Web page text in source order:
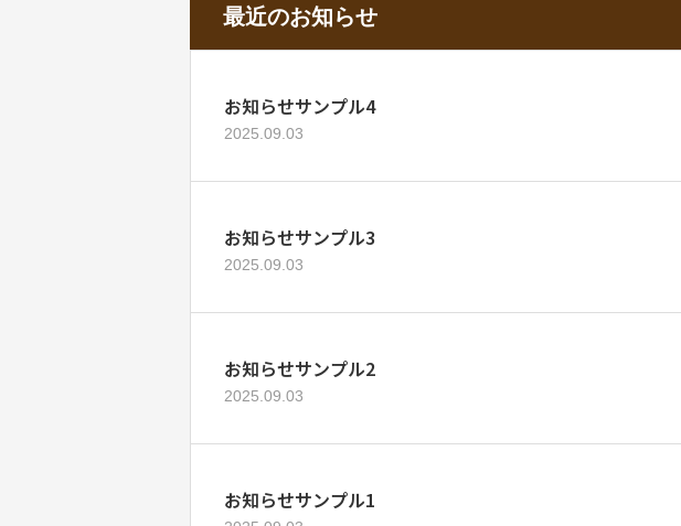
最近のお知らせ
お知らせサンプル4
2025.09.03
お知らせサンプル3
2025.09.03
お知らせサンプル2
2025.09.03
お知らせサンプル1